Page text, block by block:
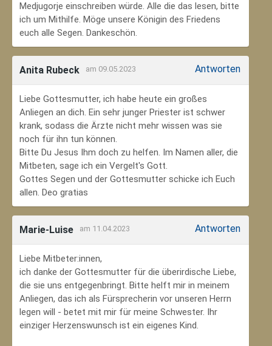
Medjugorje einschreiben würde. Alle die das lesen, bitte
ich um Mithilfe. Möge unsere Königin des Friedens
euch alle Segen. Dankeschön.
Anita Rubeck am 09.05.2023 Antworten
Liebe Gottesmutter, ich habe heute ein großes
Anliegen an dich. Ein sehr junger Priester ist schwer
krank, sodass die Ärzte nicht mehr wissen was sie
noch für ihn tun können.
Bitte Du Jesus Ihm doch zu helfen. Im Namen aller, die
Mitbeten, sage ich ein Vergelt's Gott.
Gottes Segen und der Gottesmutter schicke ich Euch
allen. Deo gratias
Marie-Luise am 11.04.2023 Antworten
Liebe Mitbeter:innen,
ich danke der Gottesmutter für die überirdische Liebe,
die sie uns entgegenbringt. Bitte helft mir in meinem
Anliegen, das ich als Fürsprecherin vor unseren Herrn
legen will - betet mit mir für meine Schwester. Ihr
einziger Herzenswunsch ist ein eigenes Kind.